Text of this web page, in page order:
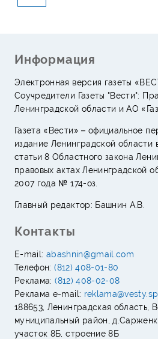
Информация
Электронная версия газеты
Соучредители Газеты "Вести":
Ленинградской области и АО
Газета «Вести» – официальное
издание Ленинградской области
статьи 8 Областного закона
правовых актах Ленинградской
2007 года № 174-оз.
Главный редактор: Башнин А.В.
Контакты
E-mail: abashnin@gmail.com
Телефон:(812) 408-01-80
Реклама:(812) 408-02-08
Реклама e-mail:
188653, Ленинградская область,
муниципальный район,
участок 8Б, строение 8Б